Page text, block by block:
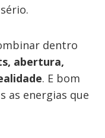
dentro
abertura,
. E bom
as energias que